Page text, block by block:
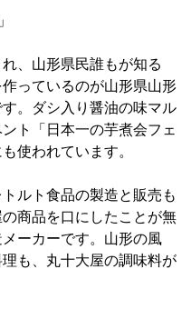
、山形県民誰もが知る
っているのが山形県山形
。ダシ入り醤油の味マル
ト「日本一の芋煮会フェ
使われています。
ルト食品の製造と販売も
商品を口にしたことが無
ーカーです。山形の風
も、丸十大屋の調味料が